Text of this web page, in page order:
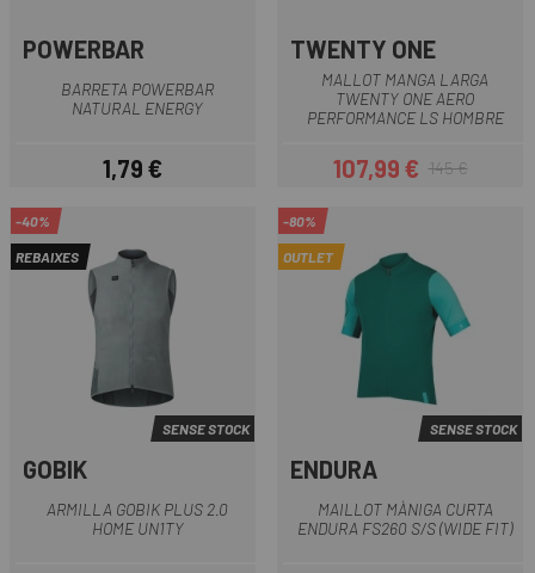
POWERBAR
BARRETA POWERBAR
NATURAL ENERGY
Preu
1,79 €
TWENTY ONE
MALLOT MANGA LARGA
TWENTY ONE AERO
PERFORMANCE LS HOMBRE
Preu
107,99 €Preu regular
145 €
-40%
REBAIXES
SENSE STOCK
GOBIK
ARMILLA GOBIK PLUS 2.0
HOME UN1TY
-80%
OUTLET
SENSE STOCK
ENDURA
MAILLOT MÀNIGA CURTA
ENDURA FS260 S/S (WIDE FIT)